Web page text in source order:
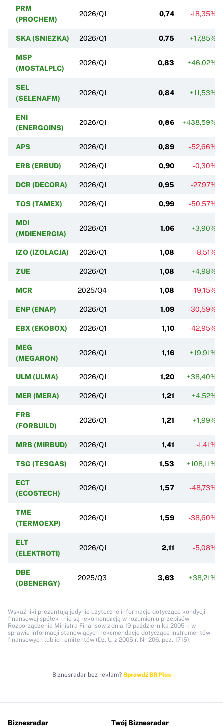
PRM
(PROCHEM)
2026/Q1 0,74 -18,35%
SKA (SNIEZKA) 2026/Q1 0,75 +17,85%
MSP
(MOSTALPLC)
2026/Q1 0,83 +46,02%
SEL
(SELENAFM)
2026/Q1 0,84 +11,53%
ENI
(ENERGOINS)
2026/Q1 0,86 +438,59%
APS 2026/Q1 0,89 -52,66%
ERB (ERBUD) 2026/Q1 0,90 -0,30%
DCR (DECORA) 2026/Q1 0,95 -27,97%
TOS (TAMEX) 2026/Q1 0,99 -50,57%
MDI
(MDIENERGIA)
2026/Q1 1,06 +3,90%
IZO (IZOLACJA) 2026/Q1 1,08 -8,51%
ZUE 2026/Q1 1,08 +4,98%
MCR 2025/Q4 1,08 -19,15%
ENP (ENAP) 2026/Q1 1,09 -30,59%
EBX (EKOBOX) 2026/Q1 1,10 -42,95%
MEG
(MEGARON)
2026/Q1 1,16 +19,91%
ULM (ULMA) 2026/Q1 1,20 +38,40%
MER (MERA) 2026/Q1 1,21 +4,52%
FRB
(FORBUILD)
2026/Q1 1,21 +1,99%
MRB (MIRBUD) 2026/Q1 1,41 -1,41%
TSG (TESGAS) 2026/Q1 1,53 +108,11%
ECT
(ECO5TECH)
2026/Q1 1,57 -48,73%
TME
(TERMOEXP)
2026/Q1 1,59 -38,60%
ELT
(ELEKTROTI)
2026/Q1 2,11 -5,08%
DBE
(DBENERGY)
2025/Q3 3,63 +38,21%
Wskaźniki prezentują jedynie użyteczne informacje dotyczące kondycji
finansowej spółek i nie są rekomendacją w rozumieniu przepisów
Rozporządzenia Ministra Finansów z dnia 19 października 2005 r. w
sprawie informacji stanowiących rekomendacje dotyczące instrumentów
finansowych lub ich emitentów (Dz. U. z 2005 r. Nr 206, poz. 1715).
Biznesradar bez reklam? Sprawdź BR Plus
Biznesradar Twój Biznesradar